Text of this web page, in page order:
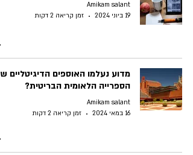
Amikam salant
19 ביוני 2024
זמן קריאה 2 דקות
מדוע נעלמו האוספים הדיגיטליים
הספרייה הלאומית הבריטית?
Amikam salant
16 במאי 2024
זמן קריאה 2 דקות